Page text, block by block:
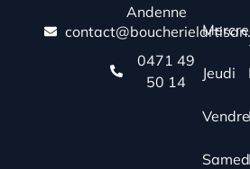
Jeudi
Andenne
0471 49
50 14